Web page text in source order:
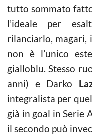
tutto sommato
l’ideale per
rilanciarlo, magari,
non è l’unico
gialloblu. Stesso
anni) e Darko
integralista per
già in goal in Serie
il secondo può